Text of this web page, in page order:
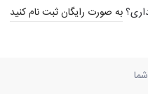
به صورت رایگان ثبت نام کنید